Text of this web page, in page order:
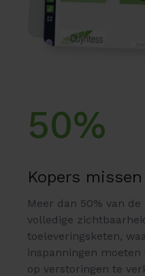
50%
Kopers
Meer dan 50% van
volledige
toeleveringsketen,
inspanningen
op verstoringen te